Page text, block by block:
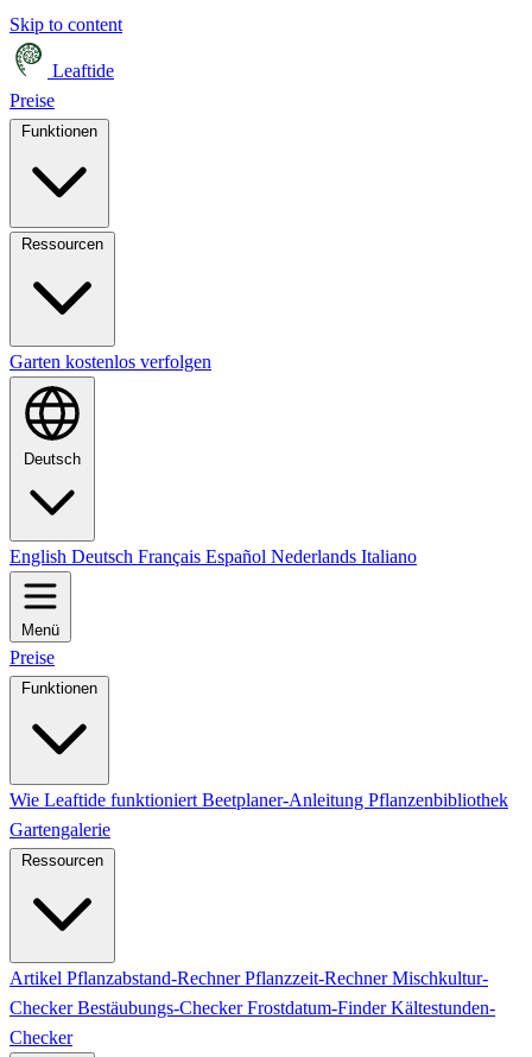
Skip to content
Leaftide
Preise
Garten kostenlos verfolgen
Deutsch
English Deutsch Français Español Nederlands Italiano
Menü
Preise
Funktionen
Wie Leaftide funktioniert Beetplaner-Anleitung Pflanzenbibliothek
Gartengalerie
Ressourcen
Artikel Pflanzabstand-RechnerPflanzzeit-RechnerMischkultur-
CheckerBestäubungs-CheckerFrostdatum-FinderKältestunden-
Checker